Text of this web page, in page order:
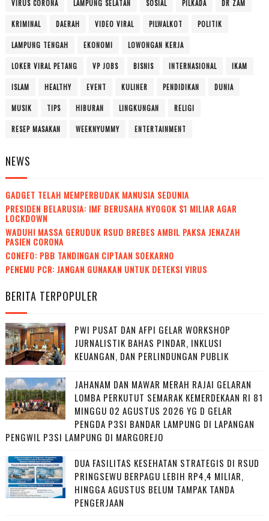
VIRUS CORONA LAMPUNG SELATAN SOSIAL PILKADA DR ZAM
KRIMINAL DAERAH VIDEO VIRAL PILWALKOT POLITIK
LAMPUNG TENGAH EKONOMI LOWONGAN KERJA
LOKER VIRAL PETANG VP JOBS BISNIS INTERNASIONAL IKAM
ISLAM HEALTHY EVENT KULINER PENDIDIKAN DUNIA
MUSIK TIPS HIBURAN LINGKUNGAN RELIGI
RESEP MASAKAN WEEKNYUMMY ENTERTAINMENT
NEWS
GADGET TELAH MEMPERBUDAK MANUSIA SEDUNIA
PRESIDEN BELARUSIA: IMF BERUSAHA NYOGOK $1 MILIAR AGAR
LOCKDOWN
WADUH! MASSA GERUDUK RSUD BREBES AMBIL PAKSA JENAZAH
PASIEN CORONA
CONEFO: PBB TANDINGAN CIPTAAN SOEKARNO
PENEMU PCR: JANGAN GUNAKAN UNTUK DETEKSI VIRUS
BERITA TERPOPULER
PWI PUSAT DAN AFPI GELAR WORKSHOP
JURNALISTIK BAHAS PINDAR, INKLUSI
KEUANGAN, DAN PERLINDUNGAN PUBLIK
JAHANAM DAN MAWAR MERAH RAJAI GELARAN
LOMBA PERKUTUT SEMARAK KEMERDEKAAN RI 81
MINGGU 02 AGUSTUS 2026 YG D GELAR
PENGDA P3SI BANDAR LAMPUNG DI LAPANGAN
PENGWIL P3SI LAMPUNG DI MARGOREJO
DUA FASILITAS KESEHATAN STRATEGIS DI RSUD
PRINGSEWU BERPAGU LEBIH RP4,4 MILIAR,
HINGGA AGUSTUS BELUM TAMPAK TANDA
PENGERJAAN